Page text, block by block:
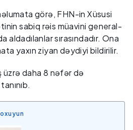
görə, FHN-in Xüsusi
sabiq rəis müavini general-
aldadılanlar sırasındadır. Ona
yaxın ziyan dəydiyi bildirilir.
üzrə daha 8 nəfər də